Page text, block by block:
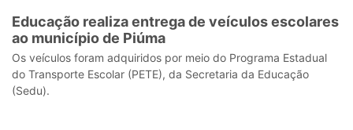
Educação realiza entrega de veículos escolares
ao município de Piúma
Os veículos foram adquiridos por meio do Programa Estadual
do Transporte Escolar (PETE), da Secretaria da Educação
(Sedu).